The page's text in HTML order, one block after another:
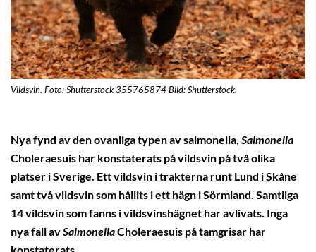
Vildsvin. Foto: Shutterstock 355765874 Bild: Shutterstock.
Nya fynd av den ovanliga typen av salmonella, Salmonella
Choleraesuis har konstaterats på vildsvin på två olika
platser i Sverige. Ett vildsvin i trakterna runt Lund i Skåne
samt två vildsvin som hållits i ett hägn i Sörmland. Samtliga
14 vildsvin som fanns i vildsvinshägnet har avlivats. Inga
nya fall avSalmonellaCholeraesuis på tamgrisar har